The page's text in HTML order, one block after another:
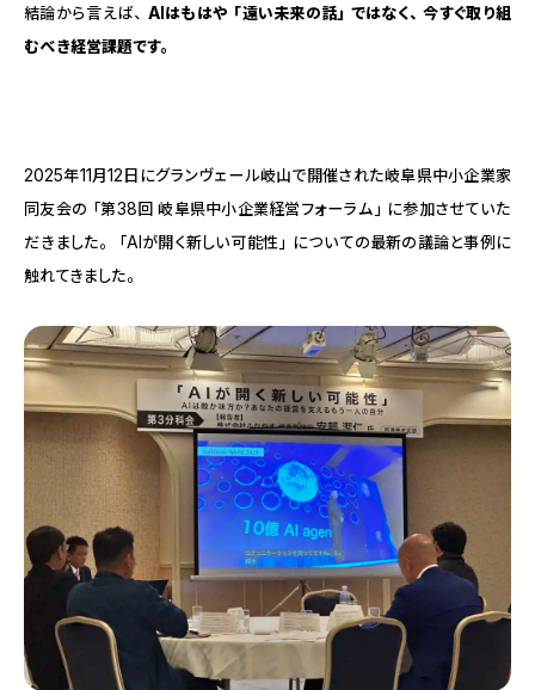
結論から言えば、 AIはもはや「遠い未来の話」ではなく、今すぐ取り組
むべき経営課題です。
2025年11月12日にグランヴェール岐山で開催された岐阜県中小企業家
同友会の「第38回 岐阜県中小企業経営フォーラム」に参加させていた
だきました。「AIが開く新しい可能性」についての最新の議論と事例に
触れてきました。